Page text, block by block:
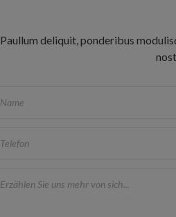
Paullum deliquit, ponderibus